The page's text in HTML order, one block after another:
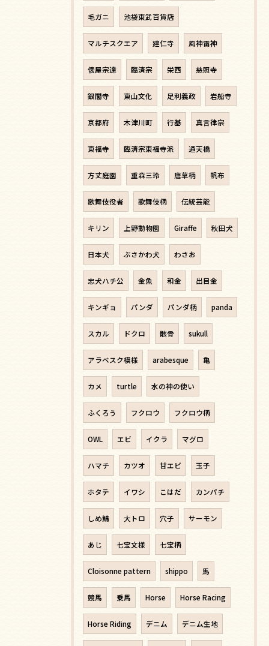
毛ガニ 池袋東武百貨店
マルチスクエア 建仁寺 風神雷神
俵屋宗達 臨済宗 栄西 慈照寺
銀閣寺 東山文化 足利義政 岩船寺
京都府 木津川町 行基 真言律宗
東福寺 臨済宗東福寺派 通天橋
方丈庭園 重森三玲 唐草柄 帆布
歌舞伎役者 歌舞伎柄 伝統芸能
キリン 上野動物園 Giraffe 秋田犬
日本犬 ぶさかわ犬 わさお
忠犬ハチ公 金魚 和金 出目金
キンギョ パンダ パンダ柄 panda
スカル ドクロ 骸骨 sukull
アラベスク模様 arabesque 亀
カメ turtle 水の神の使い
ふくろう フクロウ フクロウ柄
OWL エビ イクラ マグロ
ハマチ カツオ 甘エビ 玉子
ホタテ イワシ こはだ カンパチ
しめ鯖 大トロ 穴子 サーモン
あじ 七宝文様 七宝柄
Cloisonne pattern shippo 馬
競馬 乗馬 Horse Horse Racing
Horse Riding デニム デニム生地